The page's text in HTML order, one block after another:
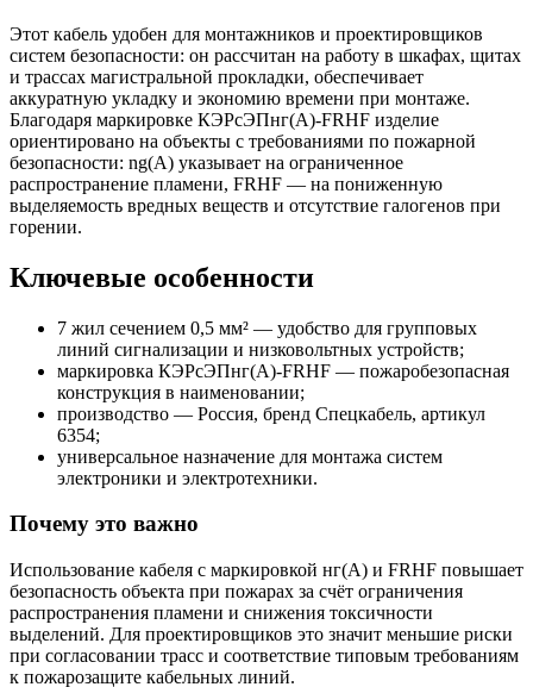
Этот кабель удобен для монтажников и проектировщиков
систем безопасности: он рассчитан на работу в шкафах, щитах
и трассах магистральной прокладки, обеспечивает
аккуратную укладку и экономию времени при монтаже.
Благодаря маркировке КЭРсЭПнг(А)-FRHF изделие
ориентировано на объекты с требованиями по пожарной
безопасности: ng(А) указывает на ограниченное
распространение пламени, FRHF — на пониженную
выделяемость вредных веществ и отсутствие галогенов при
горении.
Ключевые особенности
7 жил сечением 0,5 мм² — удобство для групповых
линий сигнализации и низковольтных устройств;
маркировка КЭРсЭПнг(А)-FRHF — пожаробезопасная
конструкция в наименовании;
производство — Россия, бренд Спецкабель, артикул
6354;
универсальное назначение для монтажа систем
электроники и электротехники.
Почему это важно
Использование кабеля с маркировкой нг(А) и FRHF повышает
безопасность объекта при пожарах за счёт ограничения
распространения пламени и снижения токсичности
выделений. Для проектировщиков это значит меньшие риски
при согласовании трасс и соответствие типовым требованиям
к пожарозащите кабельных линий.